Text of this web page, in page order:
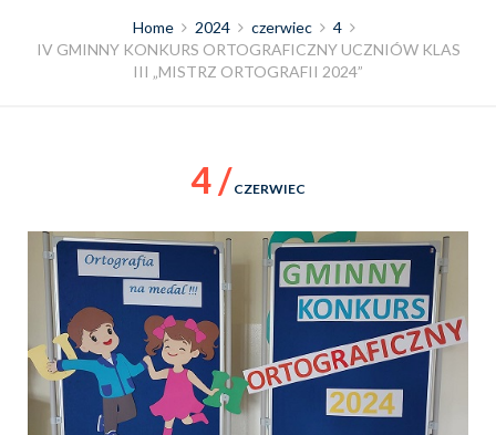
Home 2024 czerwiec
4
IV GMINNY KONKURS ORTOGRAFICZNY UCZNIÓW KLAS
III „MISTRZ ORTOGRAFII 2024”
4 / CZERWIEC